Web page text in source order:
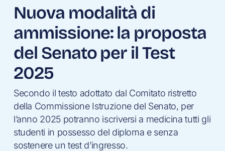
Nuova modalità di
ammissione: la proposta
del Senato per il Test
2025
Secondo il testo adottato dal Comitato ristretto
della Commissione Istruzione del Senato, per
l’anno 2025 potranno iscriversi a medicina tutti gli
studenti in possesso del diploma e senza
sostenere un test d’ingresso.